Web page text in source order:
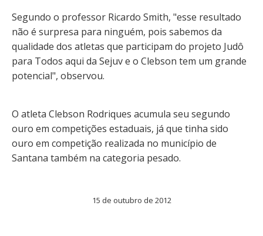
Segundo o professor Ricardo Smith, "esse resultado
não é surpresa para ninguém, pois sabemos da
qualidade dos atletas que participam do projeto Judô
para Todos aqui da Sejuv e o Clebson tem um grande
potencial", observou.
O atleta Clebson Rodriques acumula seu segundo
ouro em competições estaduais, já que tinha sido
ouro em competição realizada no município de
Santana também na categoria pesado.
15 de outubro de 2012